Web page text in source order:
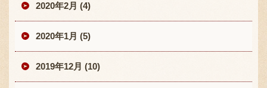
2020年2月 (4)
2020年1月 (5)
2019年12月 (10)